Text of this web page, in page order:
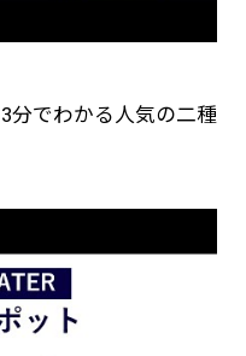
分でわかる人気の二種